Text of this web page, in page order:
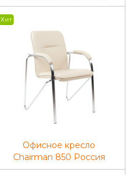
черная нат.кожа/экокожа
Хит
Офисное кресло
Chairman 850 Россия
экопремиум бежевый